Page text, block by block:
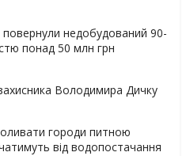
недобудований 90-
понад 50 млн грн
Володимира Дичку
городи питною
від водопостачання